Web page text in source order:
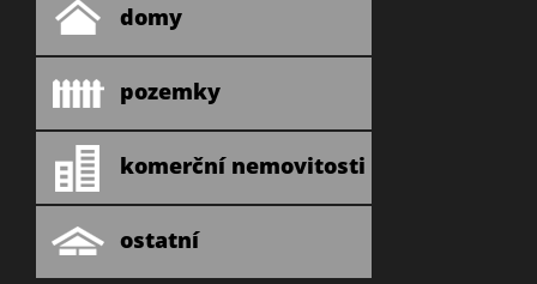
domy
pozemky
komerční nemovitosti
ostatní